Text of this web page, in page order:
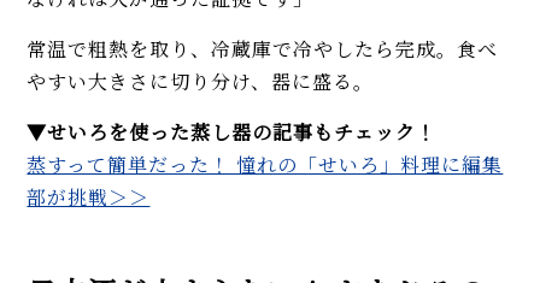
常温で粗熱を取り、冷蔵庫で冷やしたら完成。食べ
やすい大きさに切り分け、器に盛る。
▼せいろを使った蒸し器の記事もチェック！
蒸すって簡単だった！ 憧れの「せいろ」料理に編集
部が挑戦＞＞